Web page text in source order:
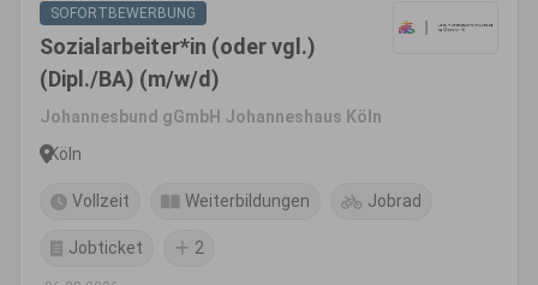
SOFORTBEWERBUNG
Sozialarbeiter*in (oder vgl.)
(Dipl./BA) (m/w/d)
Johannesbund gGmbH Johanneshaus Köln
Köln
Vollzeit Weiterbildungen Jobrad
Jobticket 2